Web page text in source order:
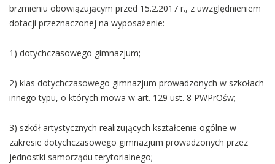
brzmieniu obowiązującym przed 15.2.2017 r., z uwzględnieniem
dotacji przeznaczonej na wyposażenie:
1) dotychczasowego gimnazjum;
2) klas dotychczasowego gimnazjum prowadzonych w szkołach
innego typu, o których mowa w art. 129 ust. 8 PWPrOśw;
3) szkół artystycznych realizujących kształcenie ogólne w
zakresie dotychczasowego gimnazjum prowadzonych przez
jednostki samorządu terytorialnego;